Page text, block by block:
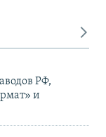
РФ,
и